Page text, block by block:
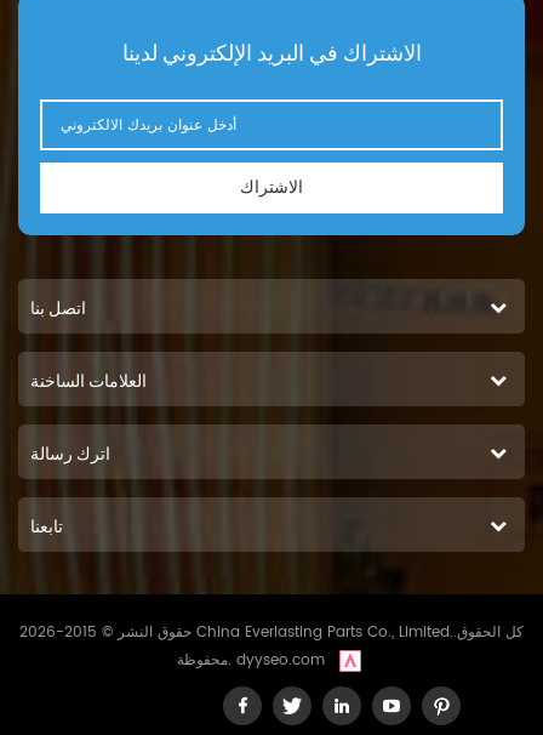
TAD940VE 190 كيلوواط 258
299 حصان TAD942VE.
TAD943VE 280 كيلو واط 381
حصان
الاشتراك في البريد الإلكتروني لدينا
الاشتراك
اتصل بنا
العلامات الساخنة
اترك رسالة
تابعنا
حقوق النشر © 2015-2026 China Everlasting Parts Co., Limited..كل الحقوق
محفوظة. dyyseo.com